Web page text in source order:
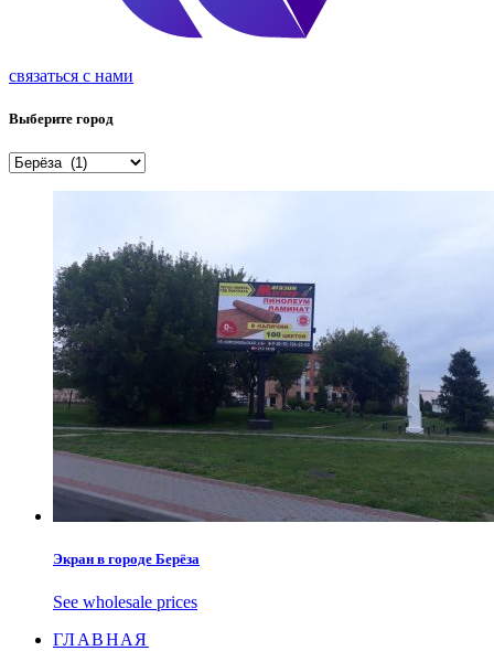
реклама
связаться с нами
Выберите город
Экран в городе Берёза
See wholesale prices
ГЛАВНАЯ